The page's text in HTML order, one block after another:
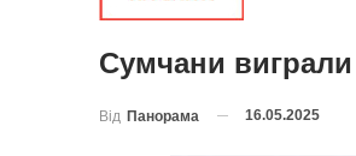
Сумчани
Від Панорама 16.05.2025